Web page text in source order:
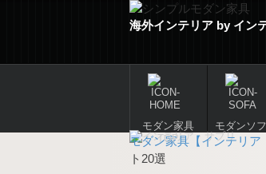
海外インテリア by イン
モダン家具
TOP
モダンソ
モダン家具【インテリア
ト20選